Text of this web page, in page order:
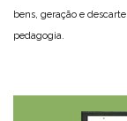
bens, geração e
pedagogia.